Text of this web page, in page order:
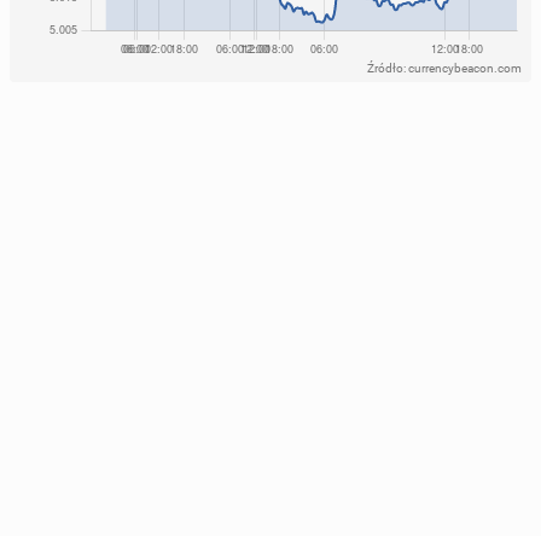
Eks­per­ci wska­zu­ją tok­sycz­ne nawyki, których warto
się pozbyć w nowym roku
Miss Polonia je­sie­nią zwraca się ku hyggeŹródło: currencybeacon.com